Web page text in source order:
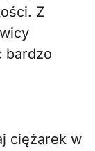
Z
bardzo
ciężarek w